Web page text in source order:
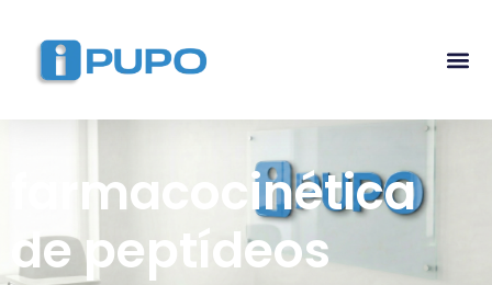
farmacocinética
de peptídeos